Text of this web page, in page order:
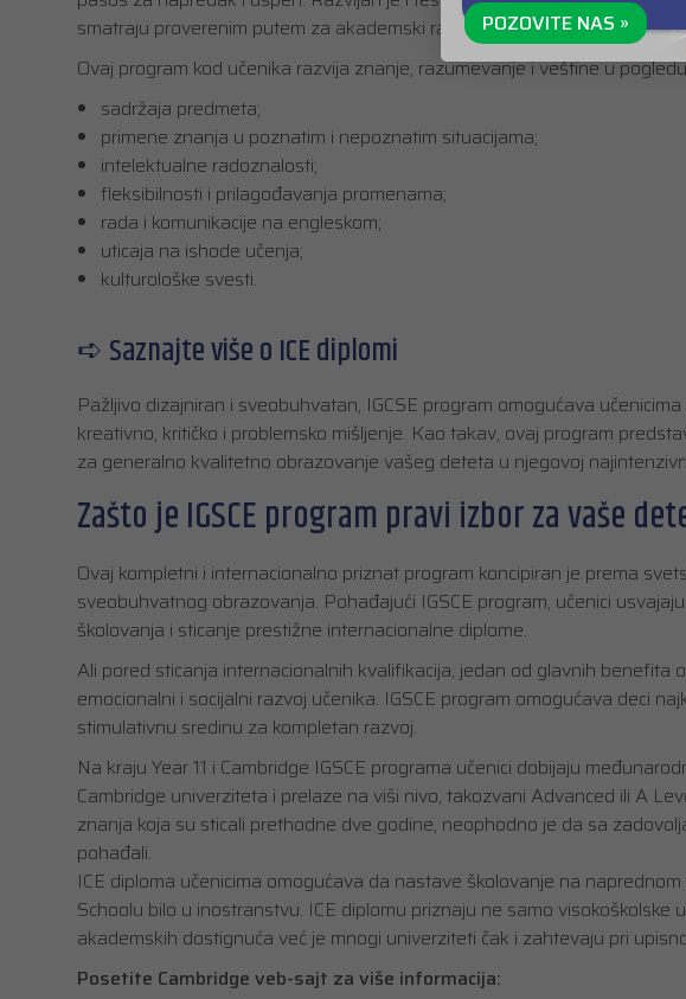
smatraju proverenim putem za akademski razvoj učenika.
Ovaj program kod učenika razvija znanje, razumevanje i veštine u
sadržaja predmeta;
primene znanja u poznatim i nepoznatim situacijama;
intelektualne radoznalosti;
fleksibilnosti i prilagođavanja promenama;
rada i komunikacije na engleskom;
uticaja na ishode učenja;
kulturološke svesti.
➪ Saznajte više o ICE diplomi
Pažljivo dizajniran i sveobuhvatan, IGCSE program omogućava
kreativno, kritičko i problemsko mišljenje. Kao takav, ovaj program
za generalno kvalitetno obrazovanje vašeg deteta u njegovoj
Zašto je IGSCE program pravi izbor za vaše
Ovaj kompletni i internacionalno priznat program koncipiran je prema
sveobuhvatnog obrazovanja. Pohađajući IGSCE program, učenici
školovanja i sticanje prestižne internacionalne diplome.
Ali pored sticanja internacionalnih kvalifikacija, jedan od glavnih benefita
emocionalni i socijalni razvoj učenika. IGSCE program omogućava deci
stimulativnu sredinu za kompletan razvoj.
Na kraju Year 11 i Cambridge IGSCE programa učenici dobijaju
Cambridge univerziteta i prelaze na viši nivo, takozvani Advanced ili A
znanja koja su sticali prethodne dve godine, neophodno je da sa
pohađali.
ICE diploma učenicima omogućava da nastave školovanje na
Schoolu bilo u inostranstvu. ICE diplomu priznaju ne samo
akademskih dostignuća već je mnogi univerziteti čak i zahtevaju pri
Posetite Cambridge veb-sajt za više informacija:
POZOVITE NAS »